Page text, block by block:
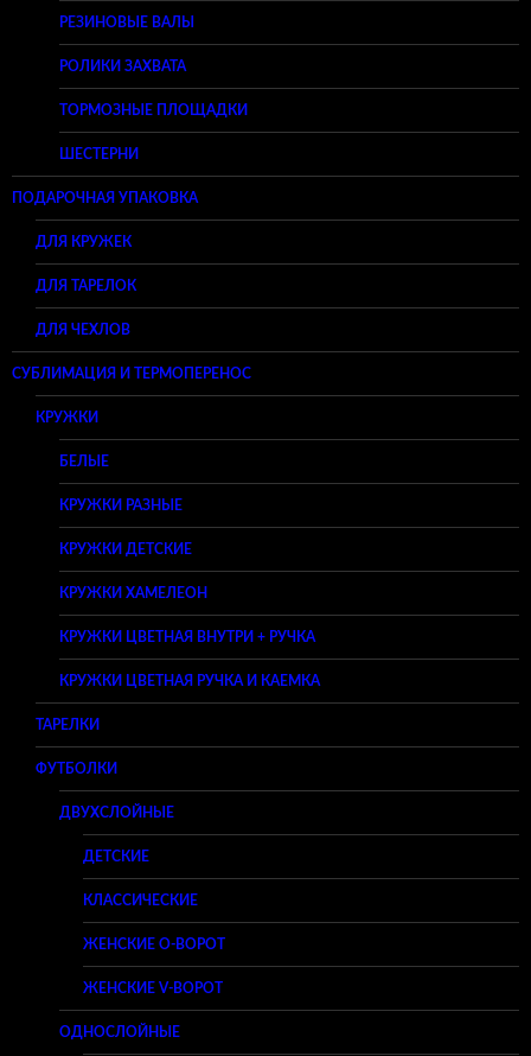
РЕЗИНОВЫЕ ВАЛЫ
РОЛИКИ ЗАХВАТА
ТОРМОЗНЫЕ ПЛОЩАДКИ
ШЕСТЕРНИ
ПОДАРОЧНАЯ УПАКОВКА
ДЛЯ КРУЖЕК
ДЛЯ ТАРЕЛОК
ДЛЯ ЧЕХЛОВ
СУБЛИМАЦИЯ И ТЕРМОПЕРЕНОС
КРУЖКИ
БЕЛЫЕ
КРУЖКИ РАЗНЫЕ
КРУЖКИ ДЕТСКИЕ
КРУЖКИ ХАМЕЛЕОН
КРУЖКИ ЦВЕТНАЯ ВНУТРИ + РУЧКА
КРУЖКИ ЦВЕТНАЯ РУЧКА И КАЕМКА
ТАРЕЛКИ
ФУТБОЛКИ
ДВУХСЛОЙНЫЕ
ДЕТСКИЕ
КЛАССИЧЕСКИЕ
ЖЕНСКИЕ O-ВОРОТ
ЖЕНСКИЕ V-ВОРОТ
ОДНОСЛОЙНЫЕ